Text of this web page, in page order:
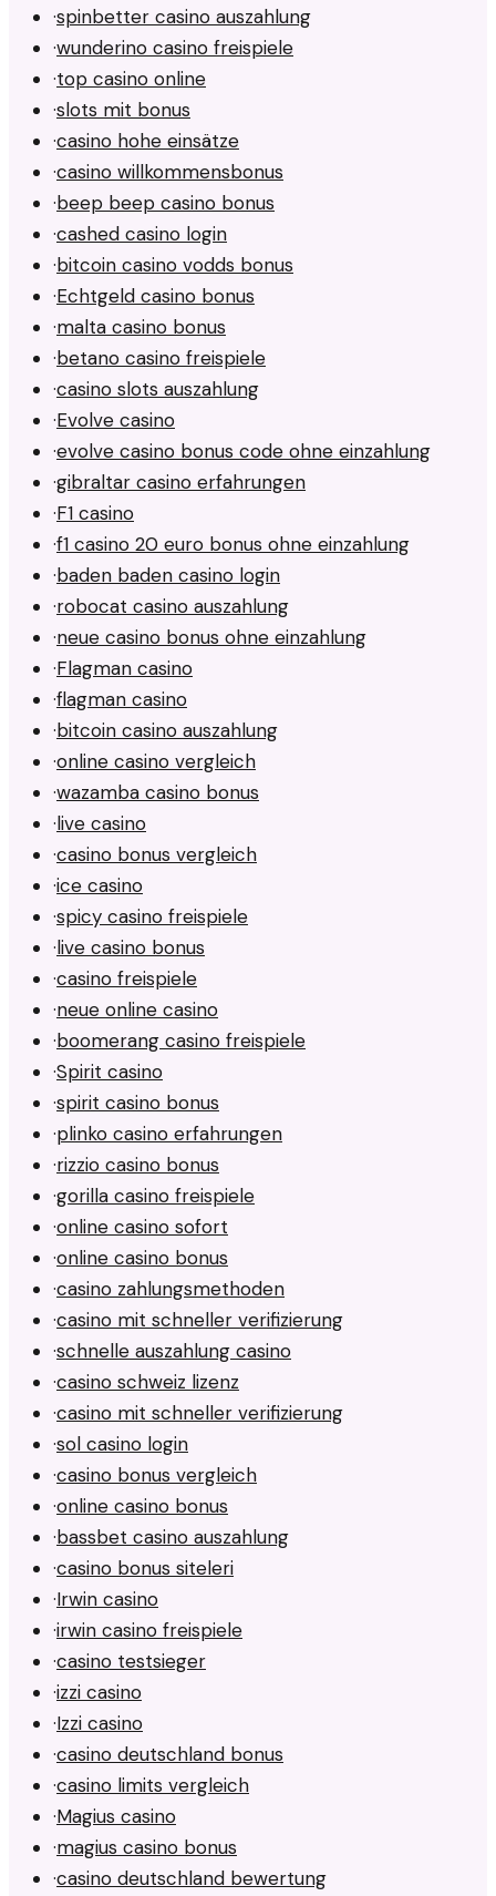
·spinbetter casino auszahlung
·wunderino casino freispiele
·top casino online
·slots mit bonus
·casino hohe einsätze
·casino willkommensbonus
·beep beep casino bonus
·cashed casino login
·bitcoin casino vodds bonus
·Echtgeld casino bonus
·malta casino bonus
·betano casino freispiele
·casino slots auszahlung
·Evolve casino
·evolve casino bonus code ohne einzahlung
·gibraltar casino erfahrungen
·F1 casino
·f1 casino 20 euro bonus ohne einzahlung
·baden baden casino login
·robocat casino auszahlung
·neue casino bonus ohne einzahlung
·Flagman casino
·flagman casino
·bitcoin casino auszahlung
·online casino vergleich
·wazamba casino bonus
·live casino
·casino bonus vergleich
·ice casino
·spicy casino freispiele
·live casino bonus
·casino freispiele
·neue online casino
·boomerang casino freispiele
·Spirit casino
·spirit casino bonus
·plinko casino erfahrungen
·rizzio casino bonus
·gorilla casino freispiele
·online casino sofort
·online casino bonus
·casino zahlungsmethoden
·casino mit schneller verifizierung
·schnelle auszahlung casino
·casino schweiz lizenz
·casino mit schneller verifizierung
·sol casino login
·casino bonus vergleich
·online casino bonus
·bassbet casino auszahlung
·casino bonus siteleri
·Irwin casino
·irwin casino freispiele
·casino testsieger
·izzi casino
·Izzi casino
·casino deutschland bonus
·casino limits vergleich
·Magius casino
·magius casino bonus
·casino deutschland bewertung